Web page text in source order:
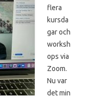
flera
kursda
gar och
worksh
ops via
Zoom.
Nu var
det min